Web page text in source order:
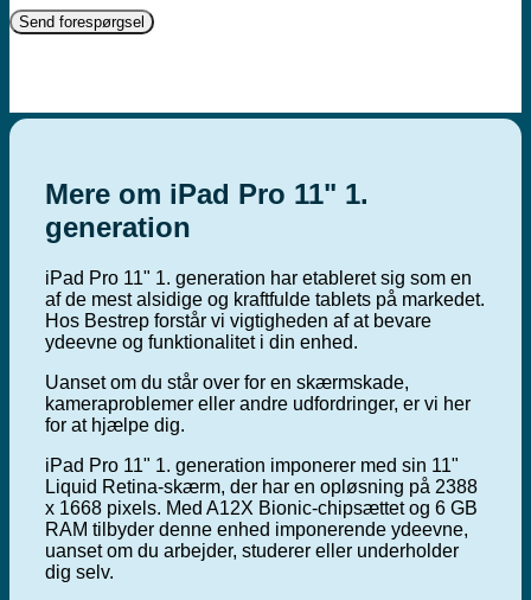
Mere om iPad Pro 11" 1.
generation
iPad Pro 11" 1. generation har etableret sig som en
af de mest alsidige og kraftfulde tablets på markedet.
Hos Bestrep forstår vi vigtigheden af at bevare
ydeevne og funktionalitet i din enhed.
Uanset om du står over for en skærmskade,
kameraproblemer eller andre udfordringer, er vi her
for at hjælpe dig.
iPad Pro 11" 1. generation imponerer med sin 11"
Liquid Retina-skærm, der har en opløsning på 2388
x 1668 pixels. Med A12X Bionic-chipsættet og 6 GB
RAM tilbyder denne enhed imponerende ydeevne,
uanset om du arbejder, studerer eller underholder
dig selv.